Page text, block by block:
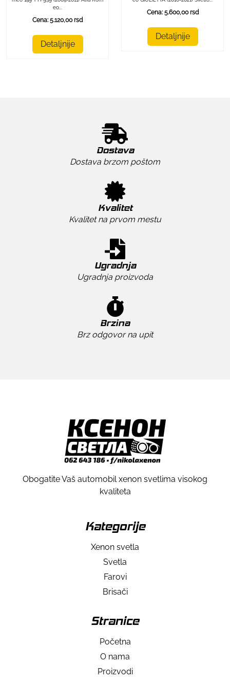
eo...
Cena: 5.120,00 rsd
Detaljnije
Cena: 5.600,00 rsd
Detaljnije
Dostava
Dostava brzom poštom
Kvalitet
Kvalitet na prvom mestu
Ugradnja
Ugradnja proizvoda
Brzina
Brz odgovor na upit
Obogatite Vaš automobil xenon svetlima visokog
kvaliteta
Kategorije
Xenon svetla
Svetla
Farovi
Brisači
Stranice
Početna
O nama
Proizvodi